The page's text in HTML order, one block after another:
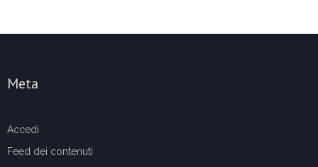
Meta
Accedi
Feed dei contenuti